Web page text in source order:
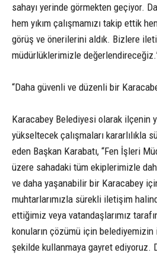
sahayı yerinde görmekten geçiyor.
hem yıkım çalışmamızı takip ettik
görüş ve önerilerini aldık. Bizlere
müdürlüklerimizle
“Daha güvenli ve düzenli bir
Karacabey Belediyesi olarak ilçenin
yükseltecek çalışmaları kararlılıkla
eden Başkan Karabatı, “Fen İşleri
üzere sahadaki tüm ekiplerimizle
ve daha yaşanabilir bir Karacabey
muhtarlarımızla sürekli iletişim
ettiğimiz veya vatandaşlarımız
konuların çözümü için belediyemizin
şekilde kullanmaya gayret ediyoruz.